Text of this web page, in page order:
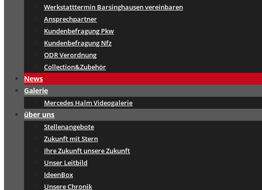
Werkstatttermin Barsinghausen vereinbaren
Ansprechpartner
Kundenbefragung Pkw
Kundenbefragung Nfz
ODR Verordnung
Collection&Zubehör
News
Galerie
Mercedes Halm Videogalerie
über uns
Stellenangebote
Zukunft mit Stern
Ihre Zukunft unsere Zukunft
Unser Leitbild
IdeenBox
Unsere Chronik